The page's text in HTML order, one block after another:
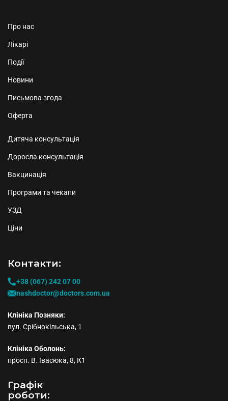
Про нас
Лікарі
Події
Новини
Письмова згода
Оферта
Дитяча консультація
Доросла консультація
Вакцинація
Програми та чекапи
УЗД
Ціни
Контакти:
+38 (067) 242 07 00
nashdoctor@doctors.com.ua
Клініка Позняки:
вул. Срібнокільська, 1
Клініка Оболонь:
просп. В. Івасюка, 8, К1
Графiк
роботи: